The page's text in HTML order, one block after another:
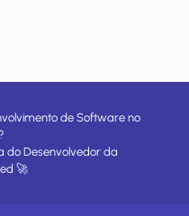
de Software no
do Desenvolvedor da
🚀